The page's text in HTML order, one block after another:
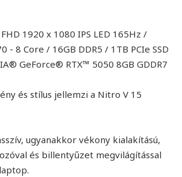
1920 x 1080 IPS LED 165Hz /
- 8 Core / 16GB DDR5 / 1TB PCIe SSD
GeForce® RTX™ 5050 8GB GDDR7
és stílus jellemzi a Nitro V 15
ugyanakkor vékony kialakítású,
és billentyűzet megvilágítással